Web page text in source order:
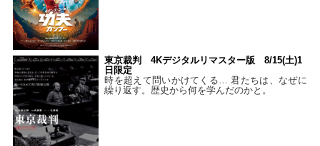
東京裁判 4Kデジタルリマスター版 8/15(土)1
日限定
時を超えて問いかけてくる… 君たちは、なぜに
繰り返す。歴史から何を学んだのかと。